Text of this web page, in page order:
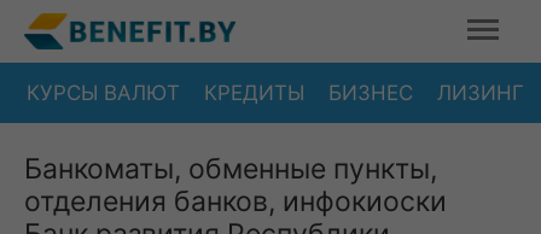
КУРСЫ ВАЛЮТ КРЕДИТЫ БИЗНЕС ЛИЗИНГ
Банкоматы, обменные пункты,
отделения банков, инфокиоски